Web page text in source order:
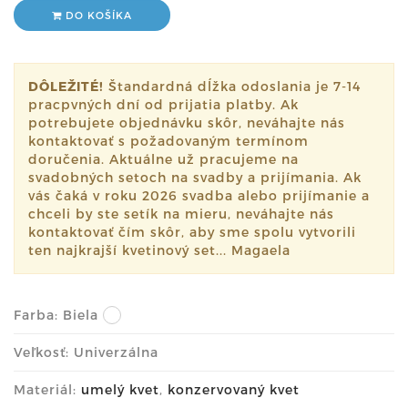
DO KOŠÍKA
DÔLEŽITÉ! Štandardná dĺžka odoslania je 7-14
pracpvných dní od prijatia platby. Ak
potrebujete objednávku skôr, neváhajte nás
kontaktovať s požadovaným termínom
doručenia. Aktuálne už pracujeme na
svadobných setoch na svadby a prijímania. Ak
vás čaká v roku 2026 svadba alebo prijímanie a
chceli by ste setík na mieru, neváhajte nás
kontaktovať čím skôr, aby sme spolu vytvorili
ten najkrajší kvetinový set... Magaela
Farba: Biela
Veľkosť: Univerzálna
Materiál: umelý kvet, konzervovaný kvet